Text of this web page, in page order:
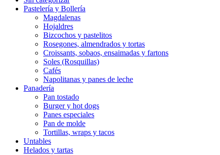
Pastelería y Bollería
Magdalenas
Hojaldres
Bizcochos y pastelitos
Rosegones, almendrados y tortas
Croissants, sobaos, ensaimadas y fartons
Soles (Rosquillas)
Cafés
Napolitanas y panes de leche
Panadería
Pan tostado
Burger y hot dogs
Panes especiales
Pan de molde
Tortillas, wraps y tacos
Untables
Helados y tartas